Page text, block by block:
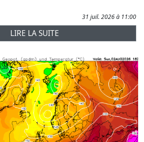
31 juil. 2026 à 11:00
LIRE LA SUITE